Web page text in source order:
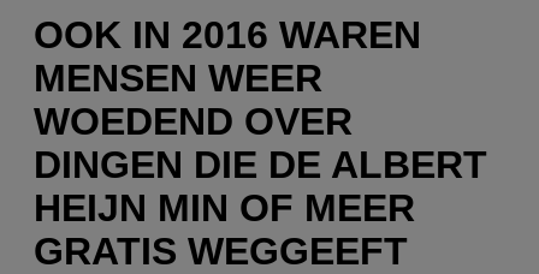
OOK IN 2016 WAREN
MENSEN WEER
WOEDEND OVER
DINGEN DIE DE ALBERT
HEIJN MIN OF MEER
GRATIS WEGGEEFT